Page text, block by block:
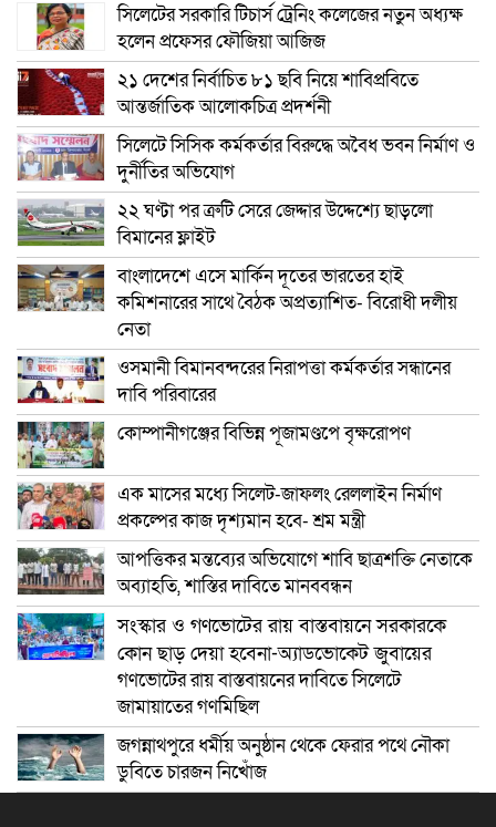
সিলেটের সরকারি টিচার্স ট্রেনিং কলেজের নতুন অধ্যক্ষ
হলেন প্রফেসর ফৌজিয়া আজিজ
২১ দেশের নির্বাচিত ৮১ ছবি নিয়ে শাবিপ্রবিতে
আন্তর্জাতিক আলোকচিত্র প্রদর্শনী
সিলেটে সিসিক কর্মকর্তার বিরুদ্ধে অবৈধ ভবন নির্মাণ ও
দুর্নীতির অভিযোগ
২২ ঘণ্টা পর ত্রুটি সেরে জেদ্দার উদ্দেশ্যে ছাড়লো
বিমানের ফ্লাইট
বাংলাদেশে এসে মার্কিন দূতের ভারতের হাই
কমিশনারের সাথে বৈঠক অপ্রত্যাশিত- বিরোধী দলীয়
নেতা
ওসমানী বিমানবন্দরের নিরাপত্তা কর্মকর্তার সন্ধানের
দাবি পরিবারের
কোম্পানীগঞ্জের বিভিন্ন পূজামণ্ডপে বৃক্ষরোপণ
এক মাসের মধ্যে সিলেট-জাফলং রেললাইন নির্মাণ
প্রকল্পের কাজ দৃশ্যমান হবে- শ্রম মন্ত্রী
আপত্তিকর মন্তব্যের অভিযোগে শাবি ছাত্রশক্তি নেতাকে
অব্যাহতি, শাস্তির দাবিতে মানববন্ধন
সংস্কার ও গণভোটের রায় বাস্তবায়নে সরকারকে
কোন ছাড় দেয়া হবেনা-অ্যাডভোকেট জুবায়ের
গণভোটের রায় বাস্তবায়নের দাবিতে সিলেটে
জামায়াতের গণমিছিল
জগন্নাথপুরে ধর্মীয় অনুষ্ঠান থেকে ফেরার পথে নৌকা
ডুবিতে চারজন নিখোঁজ